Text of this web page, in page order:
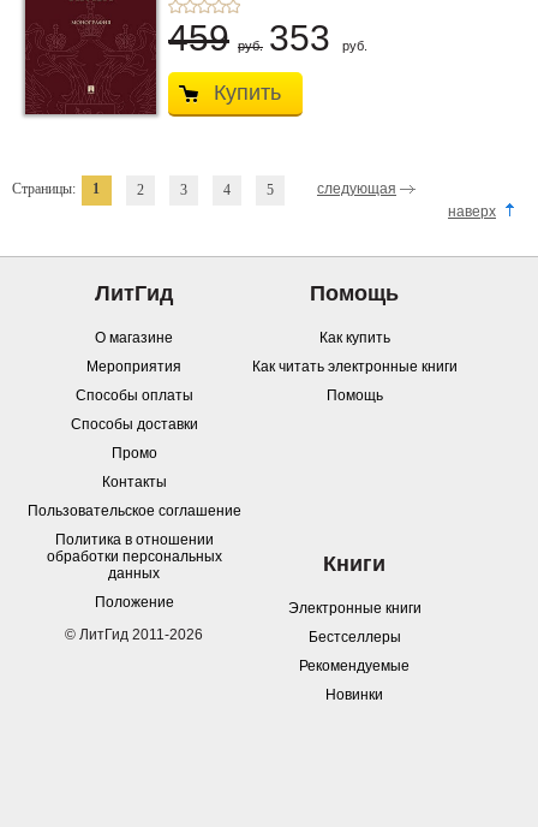
459 руб. 353 руб.
Купить
Страницы: 1 2 3 4 5
следующая
наверх
ЛитГид
О магазине
Мероприятия
Способы оплаты
Способы доставки
Промо
Контакты
Пользовательское соглашение
Политика в отношении
обработки персональных
данных
Положение
© ЛитГид 2011-2026
Помощь
Как купить
Как читать электронные книги
Помощь
Книги
Электронные книги
Бестселлеры
Рекомендуемые
Новинки